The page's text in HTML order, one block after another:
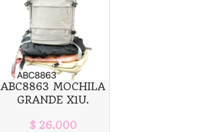
ABC8863 MOCHILA
GRANDE X1U.
$26.000